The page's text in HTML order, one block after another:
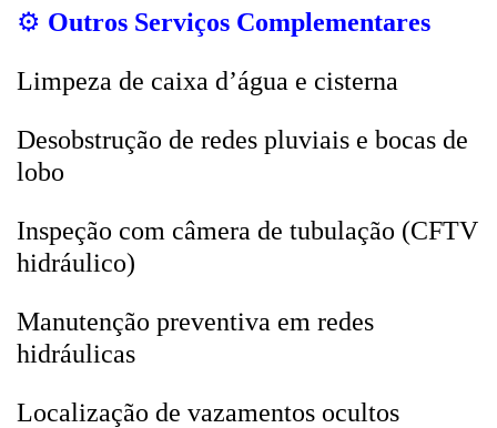
⚙️ Outros Serviços Complementares
Limpeza de caixa d’água e cisterna
Desobstrução de redes pluviais e bocas de
lobo
Inspeção com câmera de tubulação (CFTV
hidráulico)
Manutenção preventiva em redes
hidráulicas
Localização de vazamentos ocultos